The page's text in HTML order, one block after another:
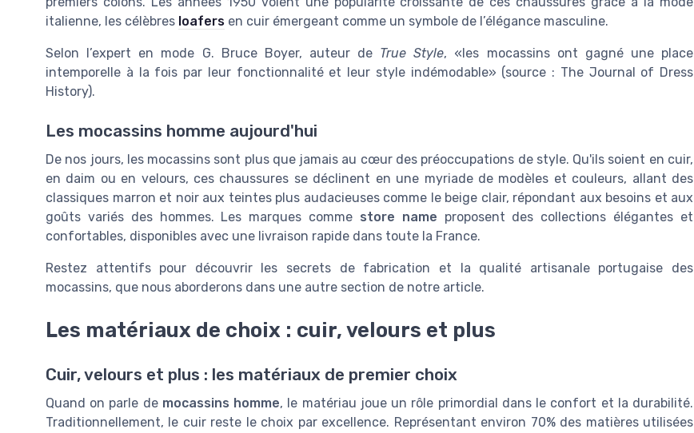
italienne, les célèbres loafers en cuir émergeant comme un symbole de l’élégance masculine.
Selon l’expert en mode G. Bruce Boyer, auteur de True Style, «les mocassins ont gagné une place
intemporelle à la fois par leur fonctionnalité et leur style indémodable» (source : The Journal of Dress
History).
Les mocassins homme aujourd'hui
De nos jours, les mocassins sont plus que jamais au cœur des préoccupations de style. Qu'ils soient en cuir,
en daim ou en velours, ces chaussures se déclinent en une myriade de modèles et couleurs, allant des
classiques marron et noir aux teintes plus audacieuses comme le beige clair, répondant aux besoins et aux
goûts variés des hommes. Les marques comme store name proposent des collections élégantes et
confortables, disponibles avec une livraison rapide dans toute la France.
Restez attentifs pour découvrir les secrets de fabrication et la qualité artisanale portugaise des
mocassins, que nous aborderons dans une autre section de notre article.
Les matériaux de choix : cuir, velours et plus
Cuir, velours et plus : les matériaux de premier choix
Quand on parle de mocassins homme, le matériau joue un rôle primordial dans le confort et la durabilité.
Traditionnellement, le cuir reste le choix par excellence. Représentant environ 70% des matières utilisées